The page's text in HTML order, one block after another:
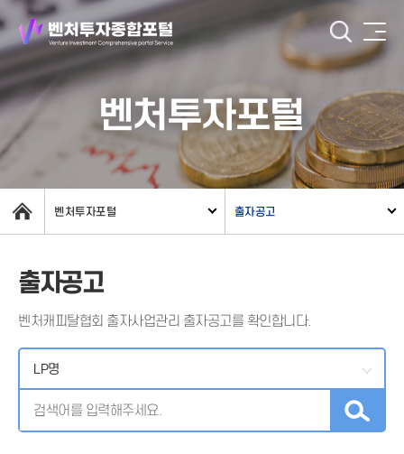
벤처투자포털
벤처투자포털 출자공고
출자공고
벤처캐피탈협회 출자사업관리 출자공고를 확인합니다.